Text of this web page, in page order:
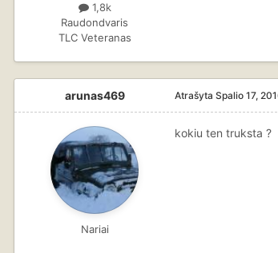
1,8k
Raudondvaris
TLC Veteranas
arunas469
Nariai
Atrašyta Spalio 17,
kokiu ten truksta ?